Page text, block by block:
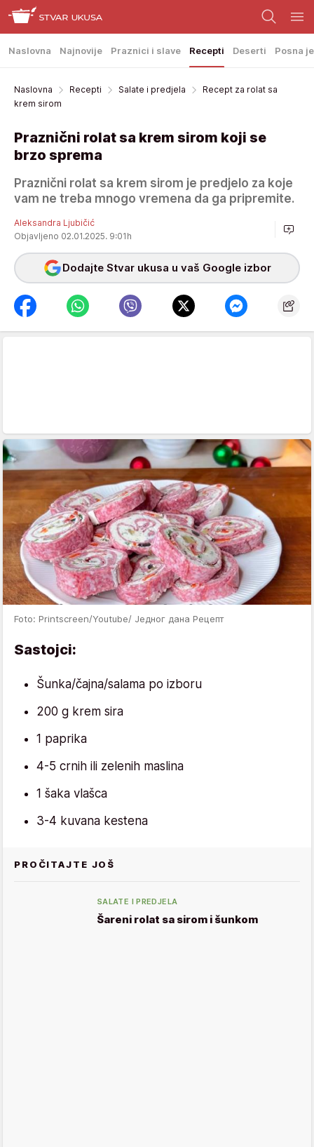
Naslovna Najnovije Praznici i slave Recepti Deserti Posna
Naslovna Recepti Salate i predjela
Recept za rolat sa
krem sirom
Praznični rolat sa krem sirom koji se
brzo sprema
Praznični rolat sa krem sirom je predjelo za koje
vam ne treba mnogo vremena da ga pripremite.
Aleksandra Ljubičić
Objavljeno 02.01.2025. 9:01h
Dodajte Stvar ukusa u vaš Google izbor
Foto: Printscreen/Youtube/ Једног дана Рецепт
Sastojci:
Šunka/čajna/salama po izboru
200 g krem sira
1 paprika
4-5 crnih ili zelenih maslina
1 šaka vlašca
3-4 kuvana kestena
PROČITAJTE JOŠ
SALATE I PREDJELA
Šareni rolat sa sirom i šunkom